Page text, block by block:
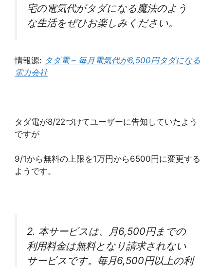
宅の電気代がタダになる魔法のよう
な生活をぜひお楽しみください。
情報源: タダ電 – 毎月電気代が6,500円タダになる
電力会社
タダ電が8/22づけてユーザーに告知していたよう
ですが
9/1から無料の上限を1万円から6500円に変更する
ようです。
2. 本サービスは、月6,500円までの
利用料金は無料となり請求されない
サービスです。毎月6,500円以上の利